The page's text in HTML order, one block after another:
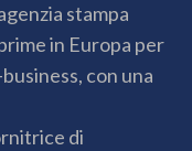
stampa
in Europa per
con una
di